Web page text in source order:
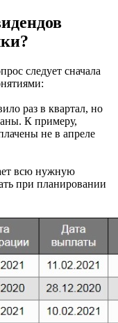
следует сначала
раз в квартал, но
К примеру,
не в апреле
всю нужную
при планировании